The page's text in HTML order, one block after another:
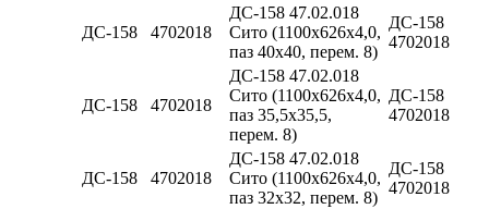
ДС-158 4702018
ДС-158 47.02.018
Сито (1100х626х4,0,
паз 40х40, перем. 8)
ДС-158
4702018
ДС-158 4702018
ДС-158 47.02.018
Сито (1100х626х4,0,
паз 35,5х35,5,
перем. 8)
ДС-158
4702018
ДС-158 4702018
ДС-158 47.02.018
Сито (1100х626х4,0,
паз 32х32, перем. 8)
ДС-158
4702018